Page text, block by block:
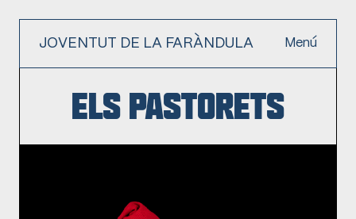
JOVENTUT DE LA FARÀNDULA Menú
Els Pastorets